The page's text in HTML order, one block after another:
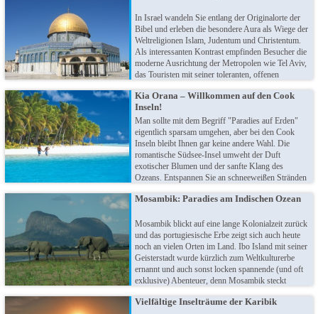
In Israel wandeln Sie entlang der Originalorte der
Bibel und erleben die besondere Aura als Wiege der
Weltreligionen Islam, Judentum und Christentum.
Als interessanten Kontrast empfinden Besucher die
moderne Ausrichtung der Metropolen wie Tel Aviv,
das Touristen mit seiner toleranten, offenen
die traumhafte Natur: Entdecken Sie die endlosen
Weiten der Negev-Wüste oder lassen sich im Toten
Meer treiben... Entspannung pur!
Kia Orana – Willkommen auf den Cook
Inseln!
Man sollte mit dem Begriff "Paradies auf Erden"
eigentlich sparsam umgehen, aber bei den Cook
Inseln bleibt Ihnen gar keine andere Wahl. Die
romantische Südsee-Insel umweht der Duft
exotischer Blumen und der sanfte Klang des
Ozeans. Entspannen Sie an schneeweißen Stränden
herzlichen Einheimischen. Stress ist auf den Inseln
Mosambik: Paradies am Indischen Ozean
Mosambik blickt auf eine lange Kolonialzeit zurück
und das portugiesische Erbe zeigt sich auch heute
noch an vielen Orten im Land. Ibo Island mit seiner
Geisterstadt wurde kürzlich zum Weltkulturerbe
ernannt und auch sonst locken spannende (und oft
exklusive) Abenteuer, denn Mosambik steckt
Trauminseln, paradiesische Sandstrände, tolle
Vielfältige Inselträume der Karibik